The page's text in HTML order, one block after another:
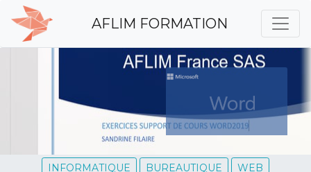
AFLIM FORMATION
INFORMATIQUE BUREAUTIQUE WEB